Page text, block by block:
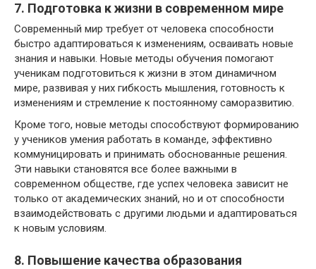
7. Подготовка к жизни в современном мире
Современный мир требует от человека способности
быстро адаптироваться к изменениям, осваивать новые
знания и навыки. Новые методы обучения помогают
ученикам подготовиться к жизни в этом динамичном
мире, развивая у них гибкость мышления, готовность к
изменениям и стремление к постоянному саморазвитию.
Кроме того, новые методы способствуют формированию
у учеников умения работать в команде, эффективно
коммуницировать и принимать обоснованные решения.
Эти навыки становятся все более важными в
современном обществе, где успех человека зависит не
только от академических знаний, но и от способности
взаимодействовать с другими людьми и адаптироваться
к новым условиям.
8. Повышение качества образования